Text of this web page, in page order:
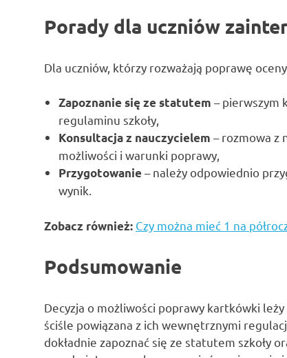
Porady dla uczniów
Dla uczniów, którzy rozważają poprawę
Zapoznanie się ze statutem – pierwszym
regulaminu szkoły,
Konsultacja z nauczycielem – rozmowa z
możliwości i warunki poprawy,
Przygotowanie– należy odpowiednio
wynik.
Zobacz również: Czy można mieć 1 na
Podsumowanie
Decyzja o możliwości poprawy kartkówki
ściśle powiązana z ich wewnętrznymi
dokładnie zapoznać się ze statutem szkoły